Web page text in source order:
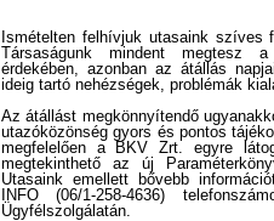
Ismételten felhívjuk utasaink szíves
Társaságunk mindent megtesz
érdekében, azonban az átállás
ideig tartó nehézségek, problémák
Az átállást megkönnyítendő
utazóközönség gyors és pontos
megfelelően a BKV Zrt. egyre
megtekinthető az új
Utasaink emellett bővebb
INFO (06/1-258-4636)
Ügyfélszolgálatán.